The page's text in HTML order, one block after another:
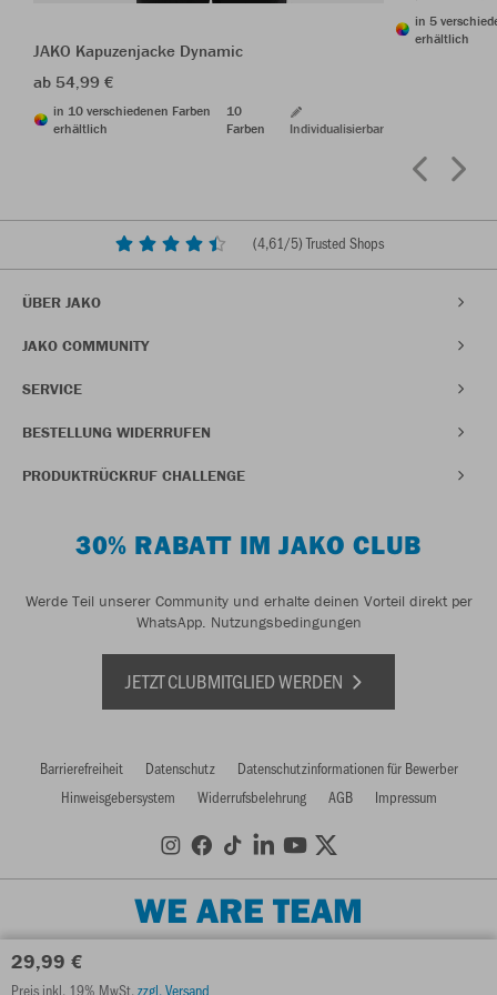
29,99 €
Preis inkl. 19% MwSt. zzgl. Versand
JAKO Kapuzenjacke Dynamic
ab 54,99 €
in 10 verschiedenen Farben
erhältlich
10
Farben
Individualisierbar
in 5
erhältlich
(4,61/5) Trusted Shops
ÜBER JAKO
JAKO COMMUNITY
SERVICE
BESTELLUNG WIDERRUFEN
PRODUKTRÜCKRUF CHALLENGE
30% RABATT IM JAKO CLUB
Werde Teil unserer Community und erhalte deinen Vorteil direkt per
WhatsApp. Nutzungsbedingungen
JETZT CLUBMITGLIED WERDEN
Barrierefreiheit Datenschutz
Datenschutzinformationen für Bewerber
Hinweisgebersystem
Widerrufsbelehrung AGB Impressum
WE ARE TEAM